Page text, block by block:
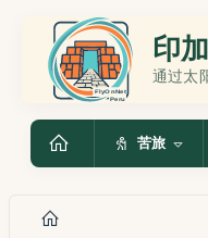
印
通过太
苦旅